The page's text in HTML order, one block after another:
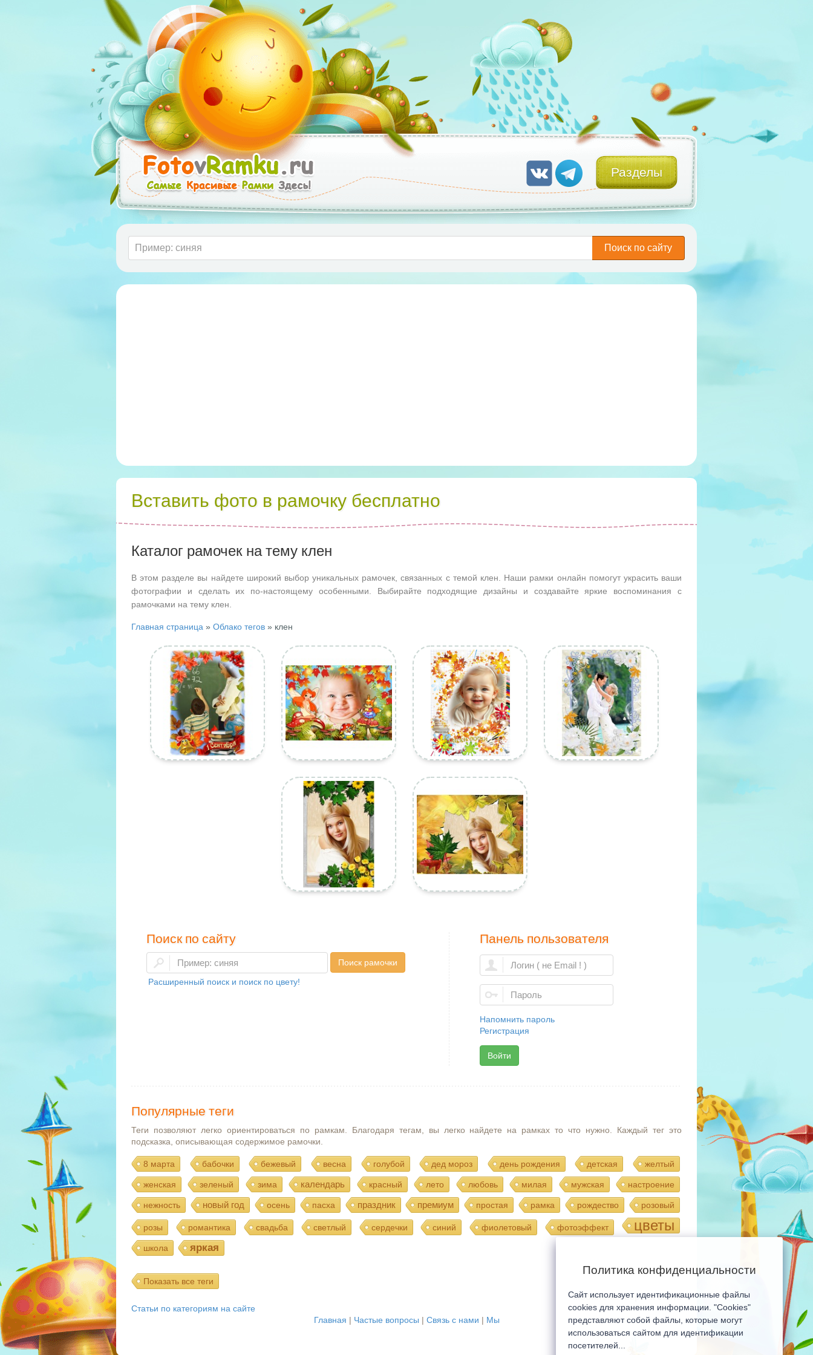
Разделы
Поиск по сайту
Вставить фото в рамочку бесплатно
Каталог рамочек на тему клен
В этом разделе вы найдете широкий выбор уникальных рамочек, связанных с темой клен. Наши рамки онлайн помогут украсить ваши
фотографии и сделать их по-настоящему особенными. Выбирайте подходящие дизайны и создавайте яркие воспоминания с
рамочками на тему клен.
Главная страница » Облако тегов » клен
Поиск по сайту
Поиск рамочки
Расширенный поиск и поиск по цвету!
Панель пользователя
Напомнить пароль
Регистрация
Войти
Популярные теги
Теги позволяют легко ориентироваться по рамкам. Благодаря тегам, вы легко найдете на рамках то что нужно. Каждый тег это
подсказка, описывающая содержимое рамочки.
8 марта бабочки бежевый весна голубой дед мороз день рождения детская желтый
женская зеленый зима календарь красный лето любовь милая мужская настроение
нежность новый год осень пасха праздник премиум простая рамка рождество розовый
розы романтика свадьба светлый сердечки синий фиолетовый фотоэффект цветы
школа яркая
Показать все теги
Мобильная версия сайта
Статьи по категориям на сайте
Главная | Частые вопросы | Связь с нами | Мы
Политика конфиденциальности
Сайт использует идентификационные файлы
cookies для хранения информации. "Cookies"
представляют собой файлы, которые могут
использоваться сайтом для идентификации
посетителей...